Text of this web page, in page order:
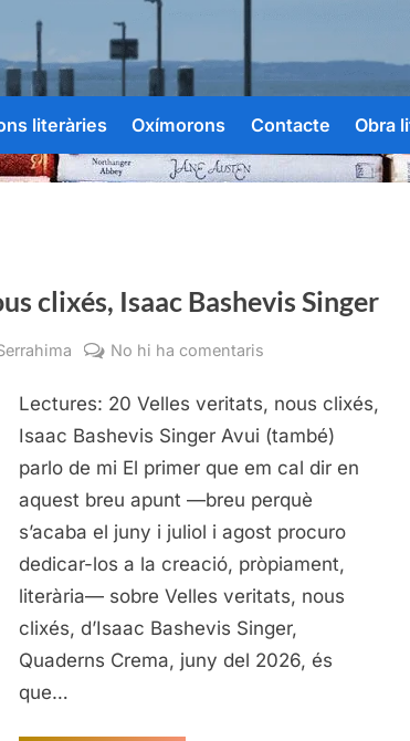
literàries Oxímorons Contacte Obra
clixés, Isaac Bashevis Singer
No hi ha comentaris
veritats,
nous
clixés,
Bashevis
Singer
Lectures: 20 Velles veritats, nous clixés,
Isaac Bashevis Singer Avui (també)
parlo de mi El primer que em cal dir en
aquest breu apunt —breu perquè
s’acaba el juny i juliol i agost procuro
dedicar-los a la creació, pròpiament,
literària— sobre Velles veritats, nous
clixés, d’Isaac Bashevis Singer,
Quaderns Crema, juny del 2026, és
que…